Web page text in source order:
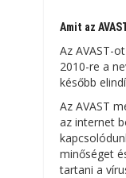
Amit az
Az AVAST-
2010-re a
később
Az AVAST
az internet
minőséget
tartani a